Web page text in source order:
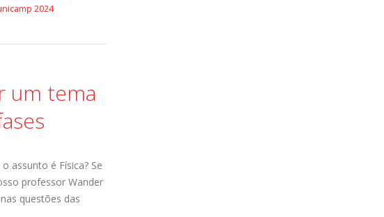
2024
um tema
assunto é Física? Se
professor Wander
questões das